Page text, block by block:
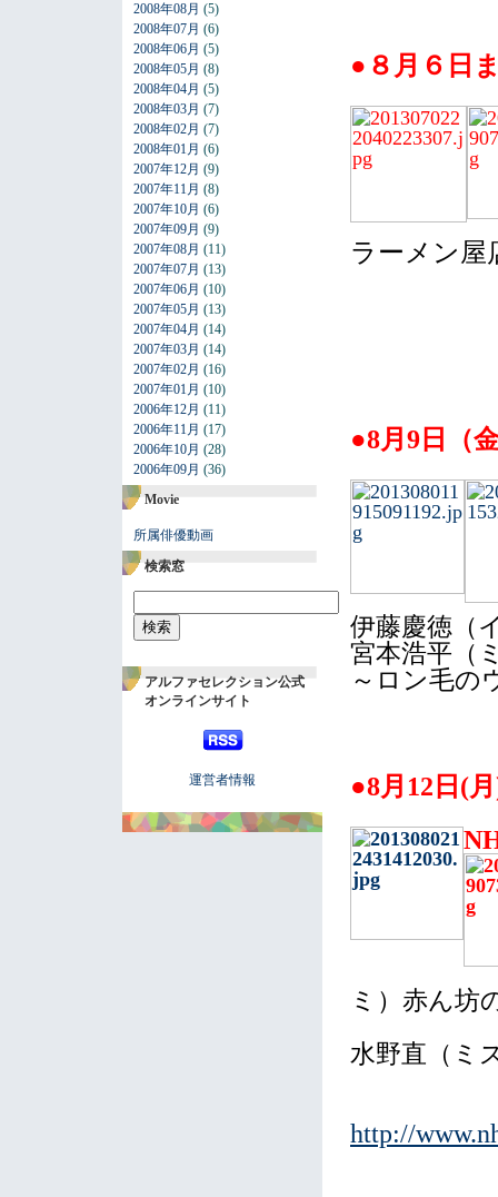
2008年08月 (5)
2008年07月 (6)
2008年06月 (5)
2008年05月 (8)
2008年04月 (5)
2008年03月 (7)
2008年02月 (7)
2008年01月 (6)
2007年12月 (9)
2007年11月 (8)
2007年10月 (6)
2007年09月 (9)
2007年08月 (11)
2007年07月 (13)
2007年06月 (10)
2007年05月 (13)
2007年04月 (14)
2007年03月 (14)
2007年02月 (16)
2007年01月 (10)
2006年12月 (11)
2006年11月 (17)
2006年10月 (28)
2006年09月 (36)
Movie
所属俳優動画
検索窓
アルファセレクション公式
オンラインサイト
運営者情報
●８月６日
ラーメン屋
●8月9日（
伊藤慶徳（
宮本浩平（
～ロン毛の
●8月12日(
N
ミ）赤ん坊
水野直（ミ
http://